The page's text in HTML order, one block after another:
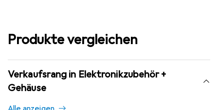
Produkte vergleichen
Verkaufsrang in Elektronikzubehör +
Gehäuse